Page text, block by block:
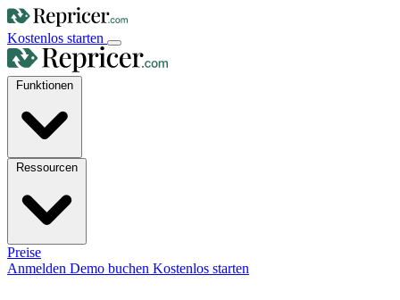
Kostenlos starten
Preise
Anmelden Demo buchen Kostenlos starten